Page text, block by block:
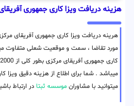
هزینه دریافت ویزا کاری جمهوری
هرینه دریافت ویزا کاری جمهوری آفریقای
مورد تقاضا ، سمت و موقعیت شعلی متفاوت
میباشد . شما برای اطلاع از هزینه دقیق ویزا
میتوانید با مشاوران موسسه ثبتا در ارتباط